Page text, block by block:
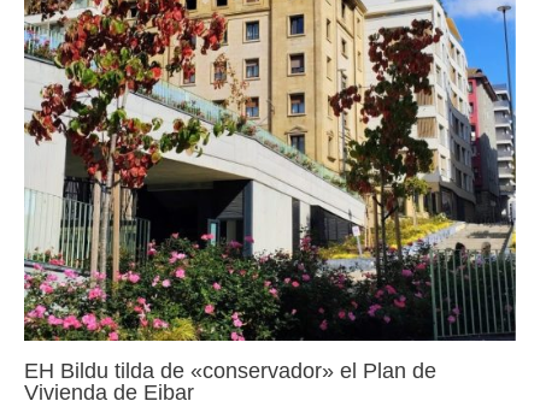
EH Bildu tilda de «conservador» el Plan de
Vivienda de Eibar